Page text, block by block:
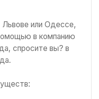
Львове или Одессе,
в компанию
спросите вы? в